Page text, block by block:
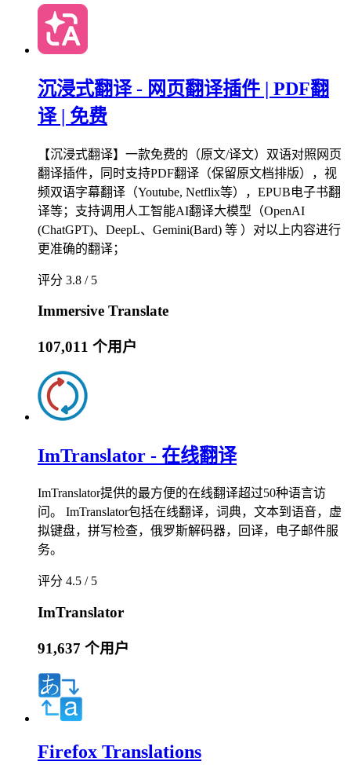
沉浸式翻译 - 网页翻译插件 | PDF翻
译 | 免费
【沉浸式翻译】一款免费的（原文/译文）双语对照网页
翻译插件，同时支持PDF翻译（保留原文档排版），视
频双语字幕翻译（Youtube, Netflix等），EPUB电子书翻
译等；支持调用人工智能AI翻译大模型（OpenAI
(ChatGPT)、DeepL、Gemini(Bard) 等 ）对以上内容进行
更准确的翻译；
评分 3.8 / 5
Immersive Translate
107,011 个用户
ImTranslator - 在线翻译
ImTranslator提供的最方便的在线翻译超过50种语言访
问。 ImTranslator包括在线翻译，词典，文本到语音，虚
拟键盘，拼写检查，俄罗斯解码器，回译，电子邮件服
务。
评分 4.5 / 5
ImTranslator
91,637 个用户
Firefox Translations